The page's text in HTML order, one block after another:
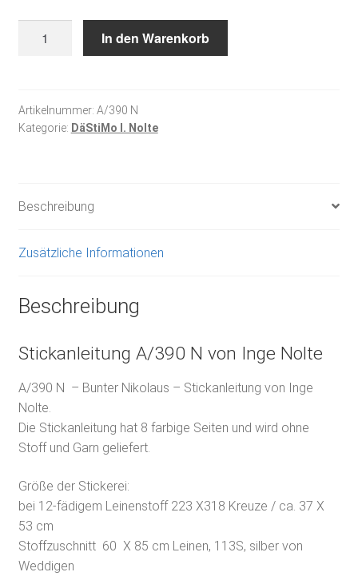
ho
Menge
In den Warenkorb
Artikelnummer: A/390 N
Kategorie: DäStiMo I. Nolte
Beschreibung
Zusätzliche Informationen
Beschreibung
Stickanleitung A/390 N von Inge Nolte
A/390 N – Bunter Nikolaus – Stickanleitung von Inge
Nolte.
Die Stickanleitung hat 8 farbige Seiten und wird ohne
Stoff und Garn geliefert.
Größe der Stickerei:
bei 12-fädigem Leinenstoff 223 X318 Kreuze / ca. 37 X
53 cm
Stoffzuschnitt 60 X 85 cm Leinen, 113S, silber von
Weddigen